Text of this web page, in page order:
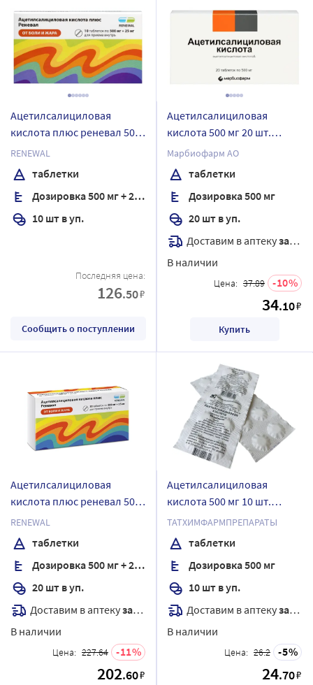
Ацетилсалициловая
кислота плюс реневал 500
мг + 25 мг 10 шт. таблетки
RENEWAL
таблетки
Дозировка 500 мг + 25 мг
10 шт в уп.
Последняя цена:
126.50₽
Сообщить о поступлении
Ацетилсалициловая
кислота 500 мг 20 шт.
таблетки
Марбиофарм АО
таблетки
Дозировка 500 мг
20 шт в уп.
Доставим в аптекузавтра
В наличии
Цена: 37.89 10
34.10₽
Купить
Ацетилсалициловая
кислота плюс реневал 500
мг+25 мг 20 шт. таблетки
RENEWAL
таблетки
Дозировка 500 мг + 25 мг
20 шт в уп.
Доставим в аптекузавтра
В наличии
Цена: 227.64 11
202.60₽
Ацетилсалициловая
кислота 500 мг 10 шт.
таблетки
ТАТХИМФАРМПРЕПАРАТЫ
таблетки
Дозировка 500 мг
10 шт в уп.
Доставим в аптекузавтра
В наличии
Цена: 26.2 5
24.70₽